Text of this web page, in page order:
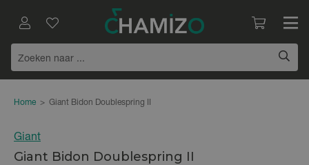
Home > Giant Bidon Doublespring II
Giant
Giant Bidon Doublespring II